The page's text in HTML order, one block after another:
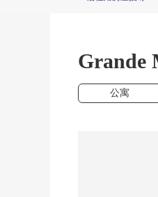
Grande
公寓